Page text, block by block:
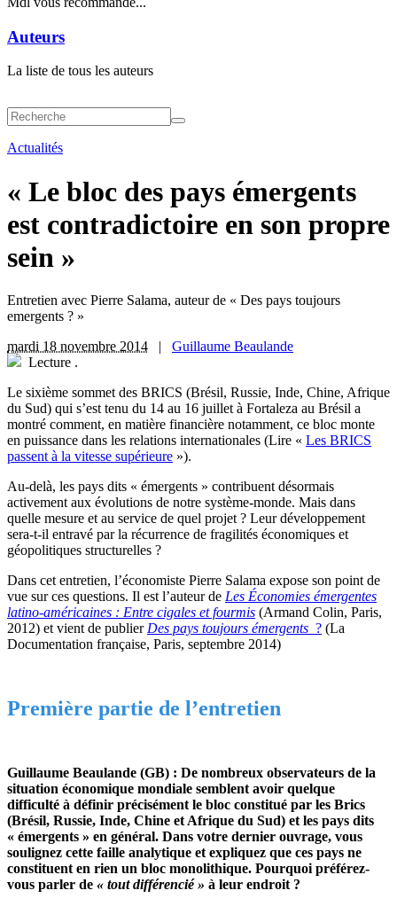
Auteurs
La liste de tous les auteurs
Actualités
« Le bloc des pays émergents
est contradictoire en son propre
sein »
Entretien avec Pierre Salama, auteur de « Des pays toujours
emergents ? »
mardi 18 novembre 2014 | Guillaume Beaulande
Lecture .
Le sixième sommet des BRICS (Brésil, Russie, Inde, Chine, Afrique
du Sud) qui s’est tenu du 14 au 16 juillet à Fortaleza au Brésil a
montré comment, en matière financière notamment, ce bloc monte
en puissance dans les relations internationales (Lire « Les BRICS
passent à la vitesse supérieure »).
Au-delà, les pays dits « émergents » contribuent désormais
activement aux évolutions de notre système-monde. Mais dans
quelle mesure et au service de quel projet ? Leur développement
sera-t-il entravé par la récurrence de fragilités économiques et
géopolitiques structurelles ?
Dans cet entretien, l’économiste Pierre Salama expose son point de
vue sur ces questions. Il est l’auteur de Les Économies émergentes
latino-américaines : Entre cigales et fourmis (Armand Colin, Paris,
2012) et vient de publier Des pays toujours émergents ? (La
Documentation française, Paris, septembre 2014)
Première partie de l’entretien
Guillaume Beaulande (GB) : De nombreux observateurs de la
situation économique mondiale semblent avoir quelque
difficulté à définir précisément le bloc constitué par les Brics
(Brésil, Russie, Inde, Chine et Afrique du Sud) et les pays dits
« émergents » en général. Dans votre dernier ouvrage, vous
soulignez cette faille analytique et expliquez que ces pays ne
constituent en rien un bloc monolithique. Pourquoi préférez-
vous parler de « tout différencié » à leur endroit ?